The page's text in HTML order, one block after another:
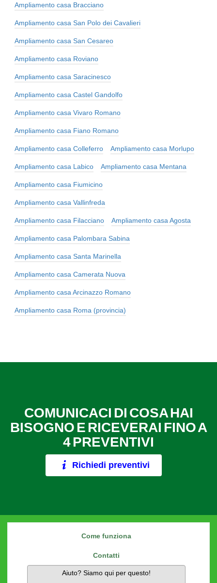
Ampliamento casa Bracciano
Ampliamento casa San Polo dei Cavalieri
Ampliamento casa San Cesareo
Ampliamento casa Roviano
Ampliamento casa Saracinesco
Ampliamento casa Castel Gandolfo
Ampliamento casa Vivaro Romano
Ampliamento casa Fiano Romano
Ampliamento casa Colleferro Ampliamento casa Morlupo
Ampliamento casa Labico Ampliamento casa Mentana
Ampliamento casa Fiumicino
Ampliamento casa Vallinfreda
Ampliamento casa Filacciano Ampliamento casa Agosta
Ampliamento casa Palombara Sabina
Ampliamento casa Santa Marinella
Ampliamento casa Camerata Nuova
Ampliamento casa Arcinazzo Romano
Ampliamento casa Roma (provincia)
COMUNICACI DI COSA HAI
BISOGNO E RICEVERAI FINO A
4 PREVENTIVI
Richiedi preventivi
Come funziona
Contatti
Aiuto? Siamo qui per questo!